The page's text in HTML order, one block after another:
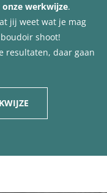
onze werkwijze.
jij weet wat je mag
shoot!
resultaten, daar gaan